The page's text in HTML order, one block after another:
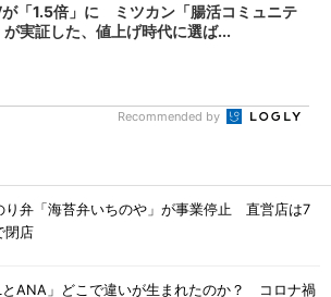
「1.5倍」に ミツカン「腸活コミュニテ
が実証した、値上げ時代に選ば...
Recommended by
り弁「海苔弁いちのや」が事業停止 直営店は7
閉店
とANA」どこで違いが生まれたのか？ コロナ禍